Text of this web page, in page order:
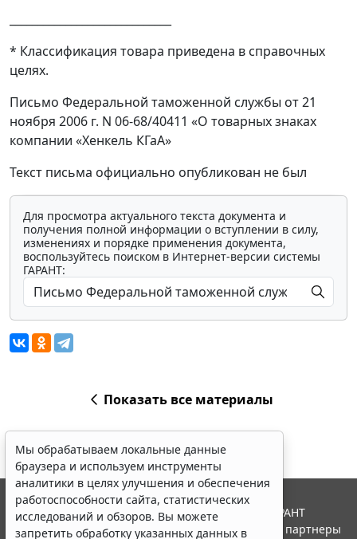
* Классификация товара приведена в справочных
целях.
Письмо Федеральной таможенной службы от 21
ноября 2006 г. N 06-68/40411 «О товарных знаках
компании «Хенкель КГаА»
Текст письма официально опубликован не был
Для просмотра актуального текста документа и
получения полной информации о вступлении в силу,
изменениях и порядке применения документа,
воспользуйтесь поиском в Интернет-версии системы
ГАРАНТ:
Показать все материалы
Мы обрабатываем локальные данные
браузера и используем инструменты
аналитики в целях улучшения и обеспечения
работоспособности сайта, статистических
исследований и обзоров. Вы можете
запретить обработку указанных данных в
© ООО "НПП "ГАРАНТ-СЕРВИС", 2026. Система ГАРАНТ
выпускается с 1990 года. Компания "Гарант" и ее партнеры